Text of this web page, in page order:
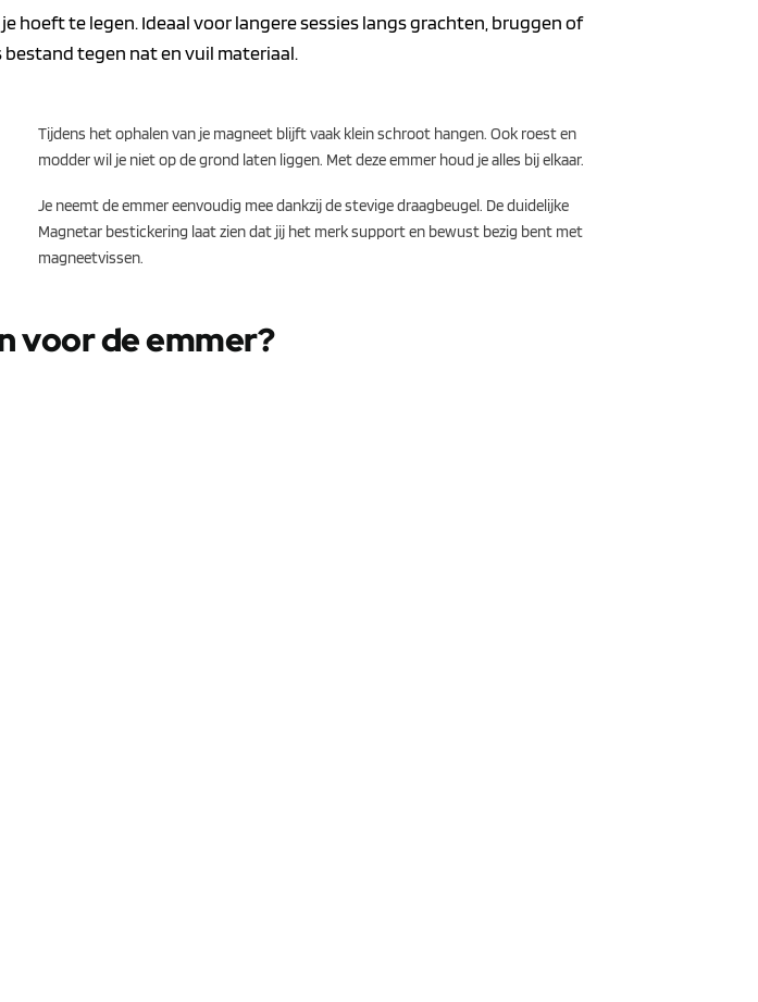
hoeft te legen. Ideaal voor langere sessies langs grachten, bruggen of
tegen nat en vuil materiaal.
Tijdens het ophalen van je magneet blijft vaak klein schroot hangen. Ook roest en
modder wil je niet op de grond laten liggen. Met deze emmer houd je alles bij elkaar.
Je neemt de emmer eenvoudig mee dankzij de stevige draagbeugel. De duidelijke
Magnetar bestickering laat zien dat jij het merk support en bewust bezig bent met
magneetvissen.
voor de emmer?